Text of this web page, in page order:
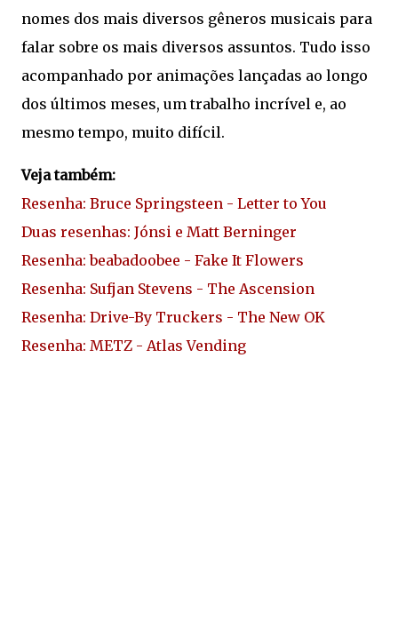
nomes dos mais diversos gêneros musicais para
falar sobre os mais diversos assuntos. Tudo isso
acompanhado por animações lançadas ao longo
dos últimos meses, um trabalho incrível e, ao
mesmo tempo, muito difícil.
Veja também:
Resenha: Bruce Springsteen - Letter to You
Duas resenhas: Jónsi e Matt Berninger
Resenha: beabadoobee - Fake It Flowers
Resenha: Sufjan Stevens - The Ascension
Resenha: Drive-By Truckers - The New OK
Resenha: METZ - Atlas Vending